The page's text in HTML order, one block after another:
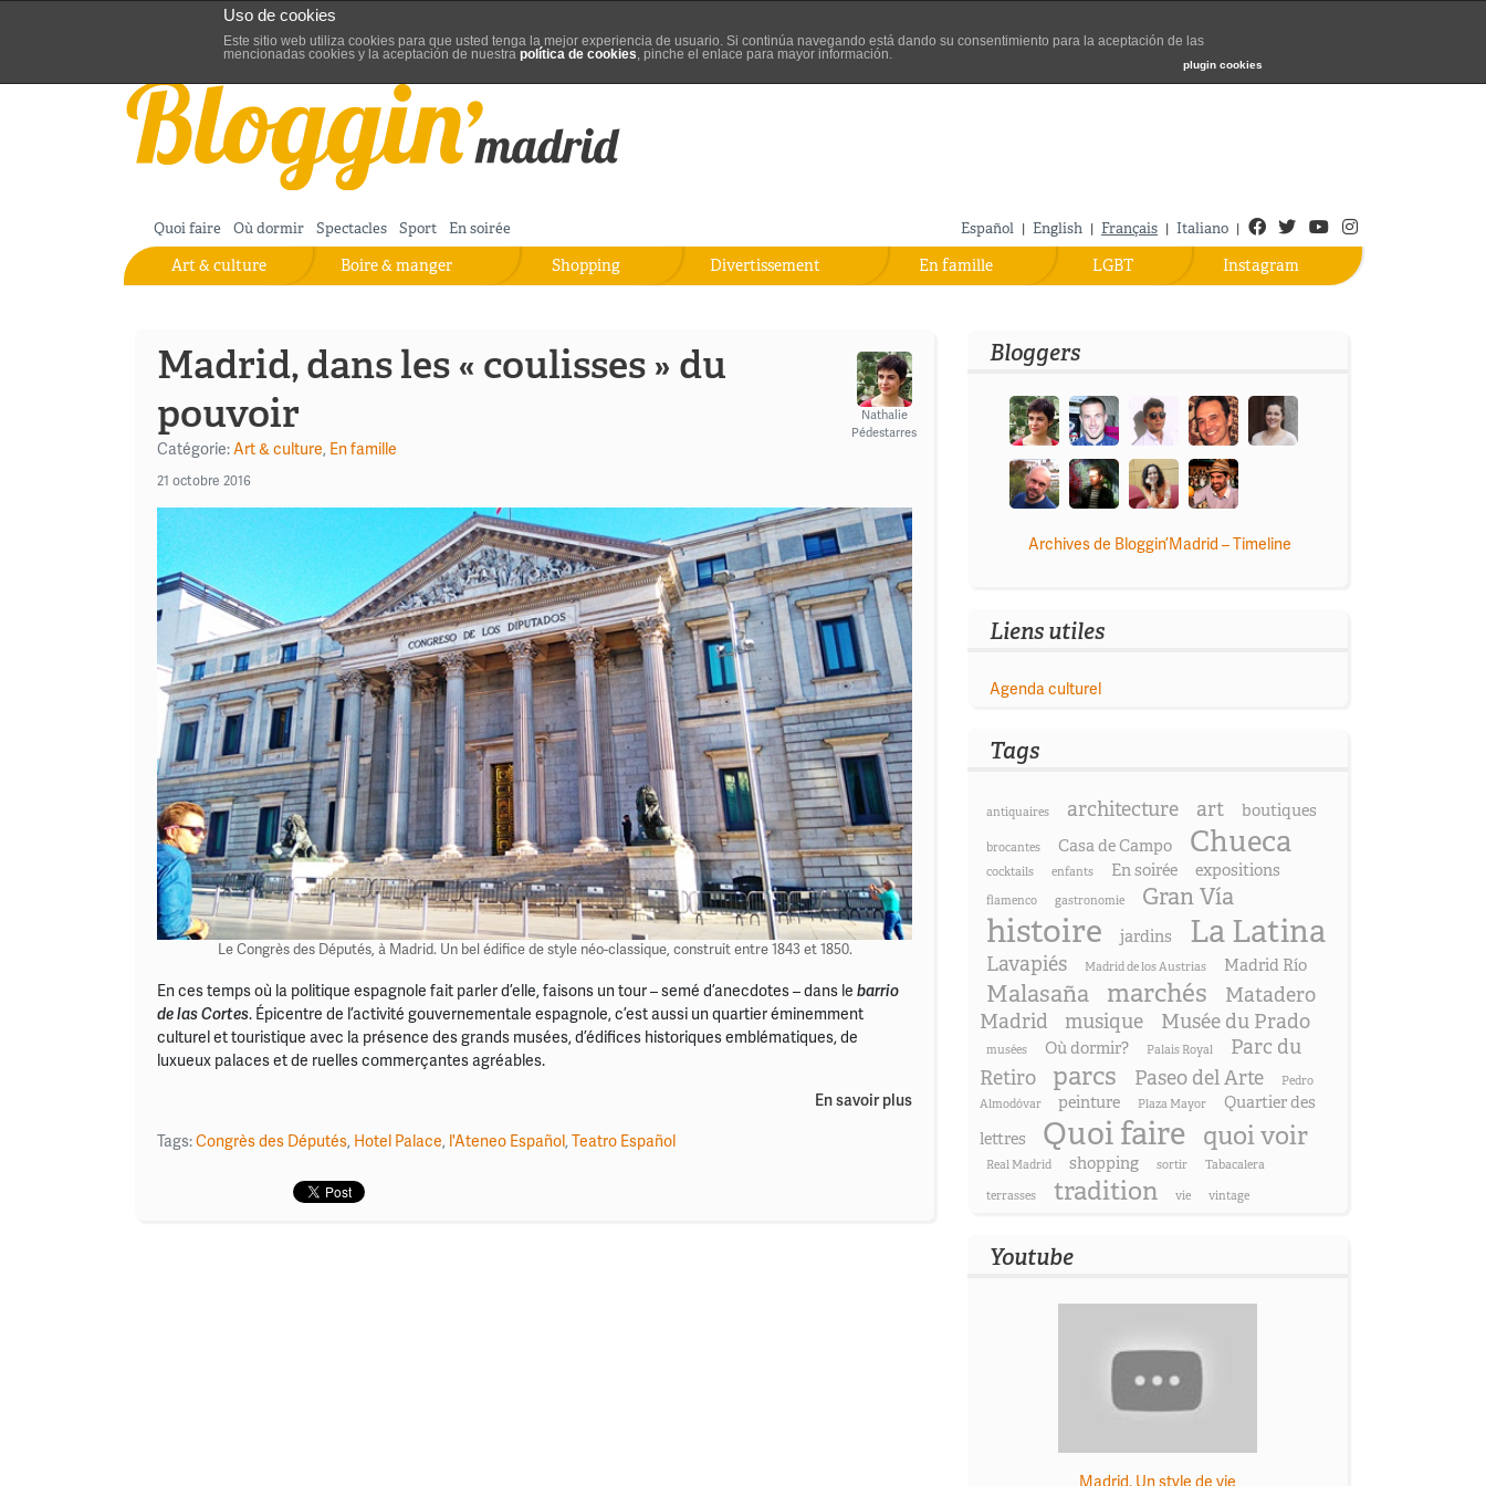
Uso de cookies
Este sitio web utiliza cookies para que usted tenga la mejor experiencia de usuario. Si continúa navegando está dando su consentimiento para la aceptación de las
mencionadas cookies y la aceptación de nuestra política de cookies, pinche el enlace para mayor información.
plugin cookies
Blog de turisme de Madrid
Quoi faire Où dormir Spectacles Sport En soirée Español English Français Italiano Facebook
TwitterYoutube
Instagram
Instagram
LGBT
En famille
Divertissement
Shopping
Boire & manger
Art & culture
Madrid, dans les « coulisses » du
pouvoir
Catégorie:Art & culture, En famille
21 octobre 2016
Nathalie
Pédestarres
Le Congrès des Députés, à Madrid. Un bel édifice de style néo-classique, construit entre 1843 et 1850.
En ces temps où la politique espagnole fait parler d’elle, faisons un tour – semé d’anecdotes – dans le barrio
de las Cortes. Épicentre de l’activité gouvernementale espagnole, c’est aussi un quartier éminemment
culturel et touristique avec la présence des grands musées, d’édifices historiques emblématiques, de
luxueux palaces et de ruelles commerçantes agréables.
En savoir plus
Tags:Congrès des Députés, Hotel Palace, l'Ateneo Español, Teatro Español
Bloggers
Archives de Bloggin’Madrid – Timeline
Liens utiles
Agenda culturel
Tags
antiquaires architecture art boutiques
brocantes Casa de Campo Chueca
cocktails enfants En soirée expositions
flamenco gastronomie Gran Vía
histoire jardins La Latina
Lavapiés Madrid de los Austrias Madrid Río
Malasaña marchés
Matadero
Madrid
musique Musée du Prado
musées Où dormir? Palais Royal
Parc du
Retiro
parcs Paseo del Arte
Pedro
Almodóvar
peinture Plaza Mayor
Quartier des
lettres
Quoi faire quoi voir
Real Madrid shopping sortir Tabacalera
terrasses tradition vie vintage
Youtube